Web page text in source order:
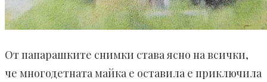
От папарашките снимки става ясно на всички,
че многодетната майка е оставила е приключила